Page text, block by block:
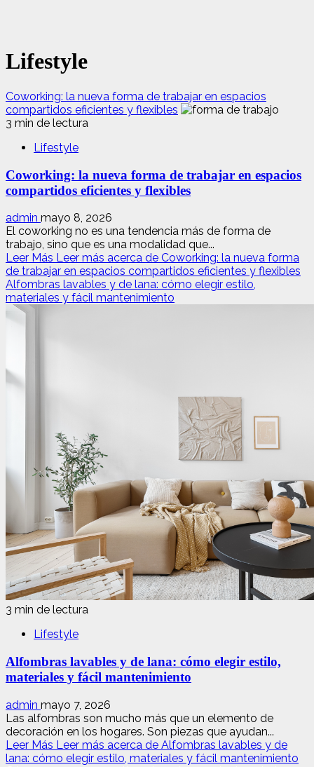
Lifestyle
Coworking: la nueva forma de trabajar en espacios
compartidos eficientes y flexibles
3 min de lectura
Lifestyle
Coworking: la nueva forma de trabajar en espacios
compartidos eficientes y flexibles
admin mayo 8, 2026
El coworking no es una tendencia más de forma de
trabajo, sino que es una modalidad que...
Leer Más Leer más acerca de Coworking: la nueva forma
de trabajar en espacios compartidos eficientes y flexibles
Alfombras lavables y de lana: cómo elegir estilo,
materiales y fácil mantenimiento
3 min de lectura
Lifestyle
Alfombras lavables y de lana: cómo elegir estilo,
materiales y fácil mantenimiento
admin mayo 7, 2026
Las alfombras son mucho más que un elemento de
decoración en los hogares. Son piezas que ayudan...
Leer Más Leer más acerca de Alfombras lavables y de
lana: cómo elegir estilo, materiales y fácil mantenimiento